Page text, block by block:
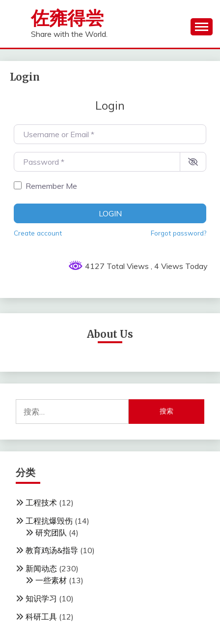
佐雍得尝
Share with the World.
Login
Login
Username or Email
Password
Remember Me
LOGIN
Create account Forgot password?
4127 Total Views , 4 Views Today
About Us
索：
分类
工程技术 (12)
工程抗爆毁伤 (14)
研究团队 (4)
教育鸡汤&指导 (10)
新闻动态 (230)
一些素材 (13)
知识学习 (10)
科研工具 (12)